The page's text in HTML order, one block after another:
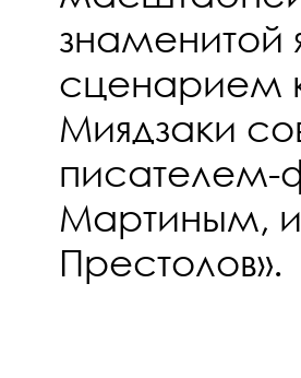
знаменитой
сценарием
Миядзаки
Мартиным,
Престолов».